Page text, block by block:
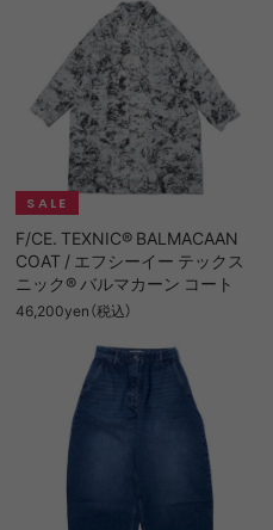
F/CE. TEXNIC® BALMACAAN
COAT / エフシーイー テックス
ニック® バルマカーン コート
46,200yen（税込）